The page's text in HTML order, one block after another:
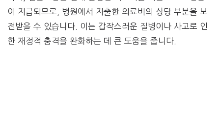
이 지급되므로, 병원에서 지출한 의료비의 상당 부분을 보
전받을 수 있습니다. 이는 갑작스러운 질병이나 사고로 인
한 재정적 충격을 완화하는 데 큰 도움을 줍니다.